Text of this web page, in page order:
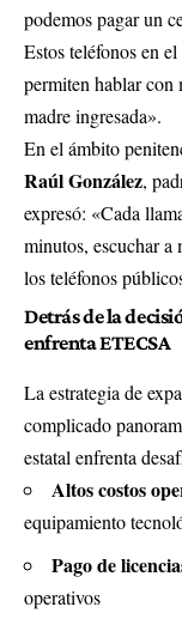
podemos pagar un
Estos teléfonos en
permiten hablar con
madre ingresada».
En el ámbito
Raúl González,
expresó: «Cada
minutos, escuchar
los teléfonos
Detrás de la
enfrenta ETECSA
La estrategia de
complicado
estatal enfrenta
Altos costos
equipamiento
Pago de
operativos